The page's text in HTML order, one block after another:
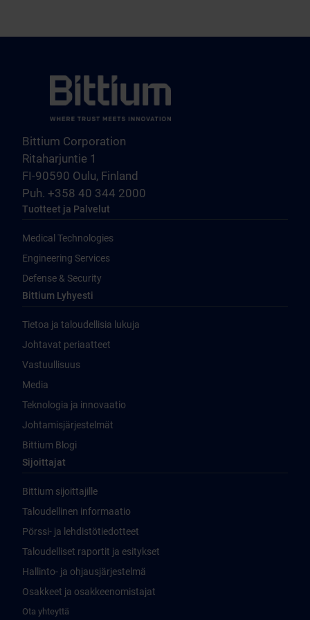
Bittium Corporation
Ritaharjuntie 1
FI-90590 Oulu, Finland
Puh. +358 40 344 2000
Tuotteet ja Palvelut
Medical Technologies
Engineering Services
Defense & Security
Bittium Lyhyesti
Tietoa ja taloudellisia lukuja
Johtavat periaatteet
Vastuullisuus
Media
Teknologia ja innovaatio
Johtamisjärjestelmät
Bittium Blogi
Sijoittajat
Bittium sijoittajille
Taloudellinen informaatio
Pörssi- ja lehdistötiedotteet
Taloudelliset raportit ja esitykset
Hallinto- ja ohjausjärjestelmä
Osakkeet ja osakkeenomistajat
Ota yhteyttä